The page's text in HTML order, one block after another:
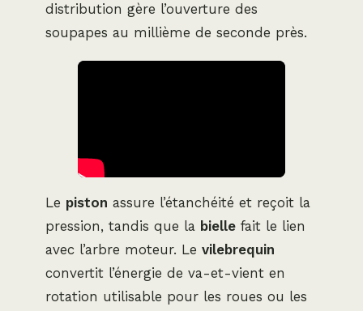
distribution gère l’ouverture des
soupapes au millième de seconde près.
Le piston assure l’étanchéité et reçoit la
pression, tandis que la bielle fait le lien
avec l’arbre moteur. Le vilebrequin
convertit l’énergie de va-et-vient en
rotation utilisable pour les roues ou les